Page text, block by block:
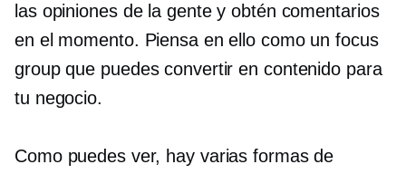
las opiniones de la gente y obtén comentarios
en el momento. Piensa en ello como un focus
group que puedes convertir en contenido para
tu negocio.
Como puedes ver, hay varias formas de